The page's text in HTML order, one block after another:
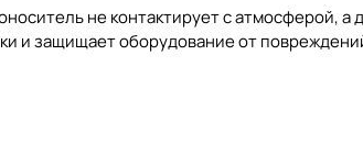
не контактирует с атмосферой,
и защищает оборудование от